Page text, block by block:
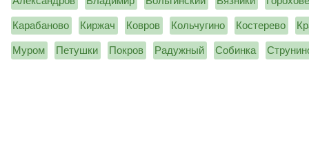
Карабаново Киржач Ковров Кольчугино Костерево
Муром Петушки Покров Радужный Собинка